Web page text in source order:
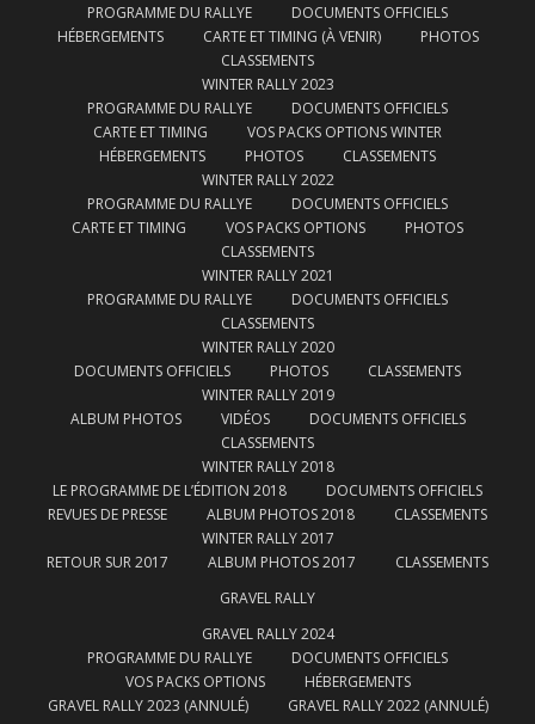
PROGRAMME DU RALLYE
DOCUMENTS OFFICIELS
HÉBERGEMENTS
CARTE ET TIMING (À VENIR)
PHOTOS
CLASSEMENTS
WINTER RALLY 2023
PROGRAMME DU RALLYE
DOCUMENTS OFFICIELS
CARTE ET TIMING
VOS PACKS OPTIONS WINTER
HÉBERGEMENTS
PHOTOS
CLASSEMENTS
WINTER RALLY 2022
PROGRAMME DU RALLYE
DOCUMENTS OFFICIELS
CARTE ET TIMING
VOS PACKS OPTIONS
PHOTOS
CLASSEMENTS
WINTER RALLY 2021
PROGRAMME DU RALLYE
DOCUMENTS OFFICIELS
CLASSEMENTS
WINTER RALLY 2020
DOCUMENTS OFFICIELS
PHOTOS
CLASSEMENTS
WINTER RALLY 2019
ALBUM PHOTOS
VIDÉOS
DOCUMENTS OFFICIELS
CLASSEMENTS
WINTER RALLY 2018
LE PROGRAMME DE L’ÉDITION 2018
DOCUMENTS OFFICIELS
REVUES DE PRESSE
ALBUM PHOTOS 2018
CLASSEMENTS
WINTER RALLY 2017
RETOUR SUR 2017
ALBUM PHOTOS 2017
CLASSEMENTS
GRAVEL RALLY
GRAVEL RALLY 2024
PROGRAMME DU RALLYE
DOCUMENTS OFFICIELS
VOS PACKS OPTIONS
HÉBERGEMENTS
GRAVEL RALLY 2023 (ANNULÉ)
GRAVEL RALLY 2022 (ANNULÉ)